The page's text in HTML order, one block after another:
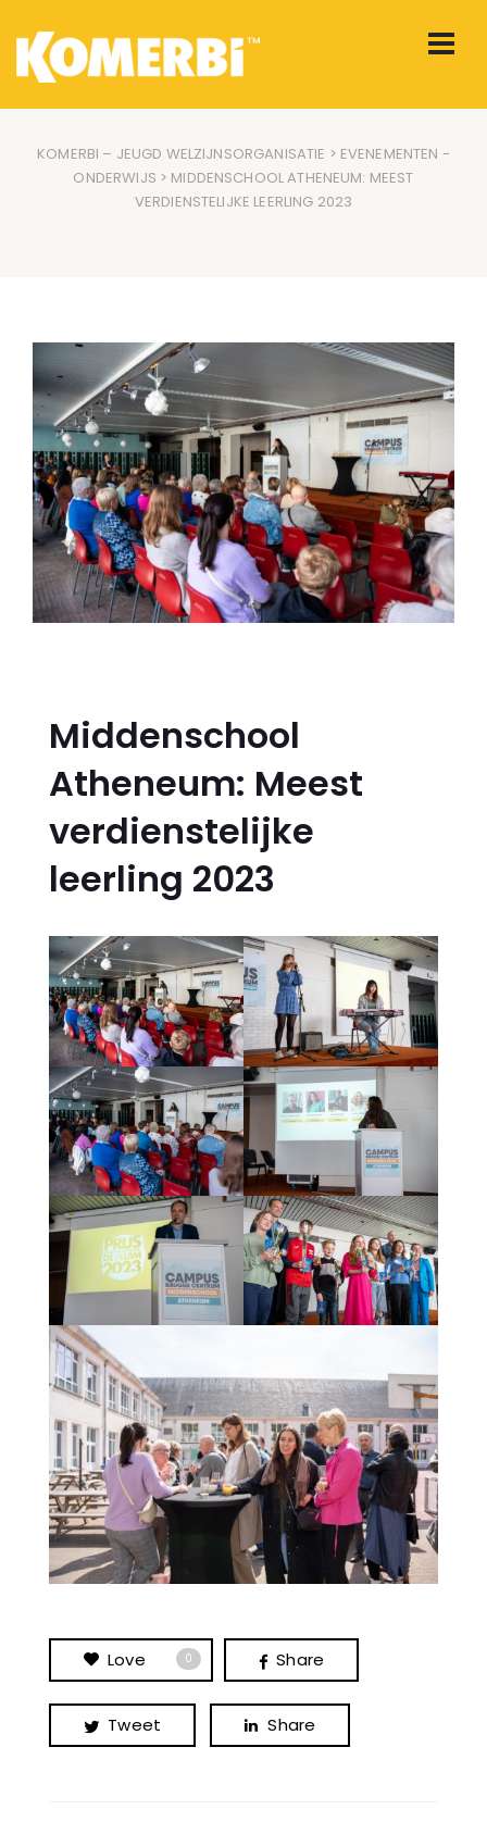
KOMERBI – JEUGD WELZIJNSORGANISATIE > EVENEMENTEN -
ONDERWIJS > MIDDENSCHOOL ATHENEUM: MEEST
VERDIENSTELIJKE LEERLING 2023
Middenschool
Atheneum: Meest
verdienstelijke
leerling 2023
Love 0 Share
Tweet Share